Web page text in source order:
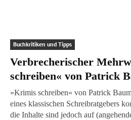
Buchkritiken und Tipps
Verbrecherischer
schreiben« von Patrick
»Krimis schreiben« von Patrick
eines klassischen Schreibratgebers
die Inhalte sind jedoch auf